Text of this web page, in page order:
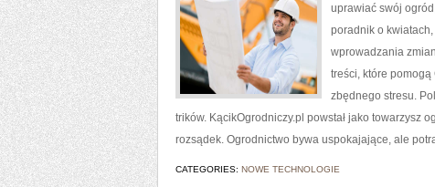
uprawiać swój
poradnik o
wprowadzania
treści, które
zbędnego stresu.
trików. KącikOgrodniczy.pl powstał jako towarzysz
rozsądek. Ogrodnictwo bywa uspokajające, ale
CATEGORIES: NOWE TECHNOLOGIE